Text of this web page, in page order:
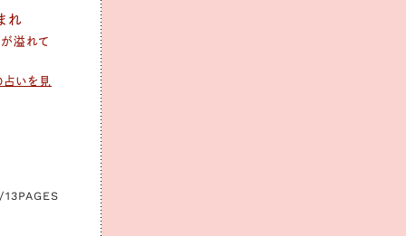
れ
溢れて
いを見
13PAGES